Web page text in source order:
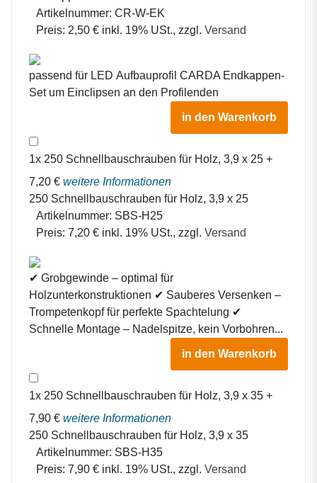
Artikelnummer: CR-W-EK
Preis: 2,50 € inkl. 19% USt., zzgl. Versand
passend für LED Aufbauprofil CARDA Endkappen-
Set um Einclipsen an den Profilenden
in den Warenkorb
1x 250 Schnellbauschrauben für Holz, 3,9 x 25 +
7,20 € weitere Informationen
250 Schnellbauschrauben für Holz, 3,9 x 25
Artikelnummer: SBS-H25
Preis: 7,20 € inkl. 19% USt., zzgl. Versand
✔ Grobgewinde – optimal für
Holzunterkonstruktionen ✔ Sauberes Versenken –
Trompetenkopf für perfekte Spachtelung ✔
Schnelle Montage – Nadelspitze, kein Vorbohren...
in den Warenkorb
1x 250 Schnellbauschrauben für Holz, 3,9 x 35 +
7,90 € weitere Informationen
250 Schnellbauschrauben für Holz, 3,9 x 35
Artikelnummer: SBS-H35
Preis: 7,90 € inkl. 19% USt., zzgl. Versand